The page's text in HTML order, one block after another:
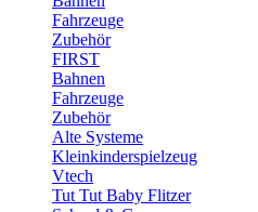
Fahrzeuge
Zubehör
FIRST
Bahnen
Fahrzeuge
Zubehör
Alte Systeme
Kleinkinderspielzeug
Vtech
Tut Tut Baby Flitzer